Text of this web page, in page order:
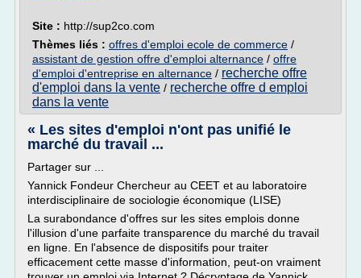
Site : http://sup2co.com
Thèmes liés : offres d'emploi ecole de commerce /
assistant de gestion offre d'emploi alternance / offre
d'emploi d'entreprise en alternance / recherche offre
d'emploi dans la vente / recherche offre d emploi
dans la vente
« Les sites d'emploi n'ont pas unifié le
marché du travail ...
Partager sur ...
Yannick Fondeur Chercheur au CEET et au laboratoire
interdisciplinaire de sociologie économique (LISE)
La surabondance d'offres sur les sites emplois donne
l'illusion d'une parfaite transparence du marché du travail
en ligne. En l'absence de dispositifs pour traiter
efficacement cette masse d'information, peut-on vraiment